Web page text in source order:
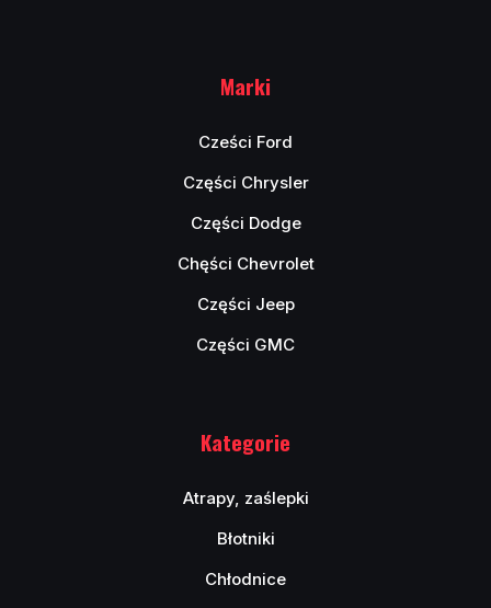
Marki
Cześci Ford
Części Chrysler
Części Dodge
Chęści Chevrolet
Części Jeep
Części GMC
Kategorie
Atrapy, zaślepki
Błotniki
Chłodnice